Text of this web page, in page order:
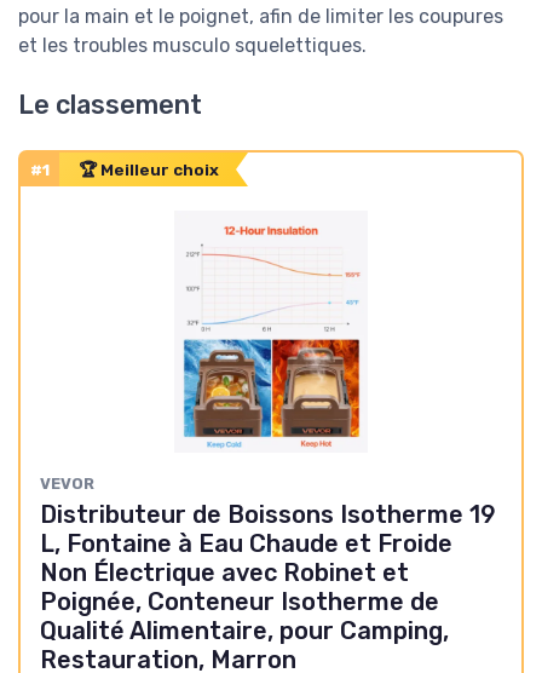
pour la main et le poignet, afin de limiter les coupures
et les troubles musculo squelettiques.
Le classement
#1 🏆 Meilleur choix
VEVOR
Distributeur de Boissons Isotherme 19
L, Fontaine à Eau Chaude et Froide
Non Électrique avec Robinet et
Poignée, Conteneur Isotherme de
Qualité Alimentaire, pour Camping,
Restauration, Marron